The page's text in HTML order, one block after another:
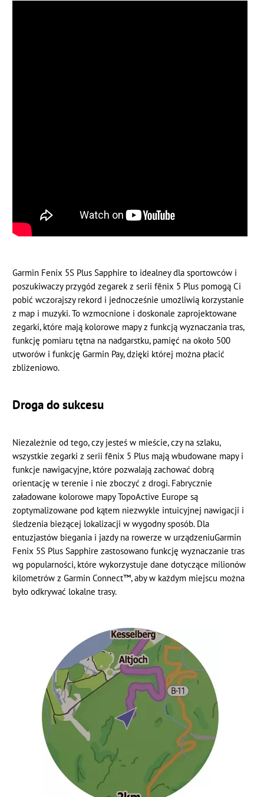
Garmin Fenix 5S Plus Sapphire to idealney dla sportowców i
poszukiwaczy przygód zegarek z serii fēnix 5 Plus pomogą Ci
pobić wczorajszy rekord i jednocześnie umożliwią korzystanie
z map i muzyki. To wzmocnione i doskonale zaprojektowane
zegarki, które mają kolorowe mapy z funkcją wyznaczania tras,
funkcję pomiaru tętna na nadgarstku, pamięć na około 500
utworów i funkcję Garmin Pay, dzięki której można płacić
zbliżeniowo.
Droga do sukcesu
Niezależnie od tego, czy jesteś w mieście, czy na szlaku,
wszystkie zegarki z serii fēnix 5 Plus mają wbudowane mapy i
funkcje nawigacyjne, które pozwalają zachować dobrą
orientację w terenie i nie zboczyć z drogi. Fabrycznie
załadowane kolorowe mapy TopoActive Europe są
zoptymalizowane pod kątem niezwykle intuicyjnej nawigacji i
śledzenia bieżącej lokalizacji w wygodny sposób. Dla
entuzjastów biegania i jazdy na rowerze w urządzeniuGarmin
Fenix 5S Plus Sapphire zastosowano funkcję wyznaczanie tras
wg popularności, które wykorzystuje dane dotyczące milionów
kilometrów z Garmin Connect™, aby w każdym miejscu można
było odkrywać lokalne trasy.